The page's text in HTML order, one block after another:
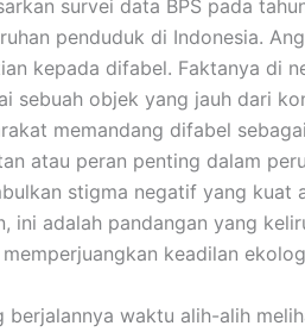
survei data BPS pada
penduduk di Indonesia.
kepada difabel. Faktanya di
sebuah objek yang jauh dari
memandang difabel
atau peran penting dalam
stigma negatif yang kuat
ini adalah pandangan yang
keadilan
berjalannya waktu alih-alih